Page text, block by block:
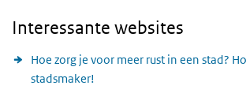
Interessante websites
Hoe zorg je voor meer rust in een stad?
stadsmaker!